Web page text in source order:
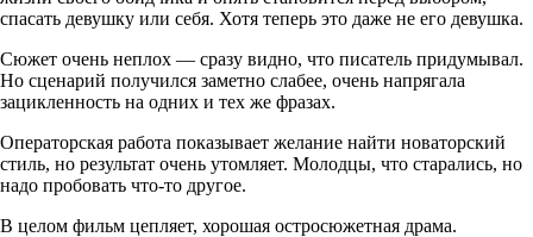
спасать девушку или себя. Хотя теперь это даже не его девушка.
Сюжет очень неплох — сразу видно, что писатель придумывал.
Но сценарий получился заметно слабее, очень напрягала
зацикленность на одних и тех же фразах.
Операторская работа показывает желание найти новаторский
стиль, но результат очень утомляет. Молодцы, что старались, но
надо пробовать что-то другое.
В целом фильм цепляет, хорошая остросюжетная драма.